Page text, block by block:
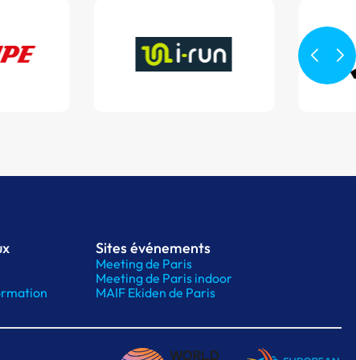
Sites événements
Meeting de Paris
Meeting de Paris indoor
MAIF Ekiden de Paris